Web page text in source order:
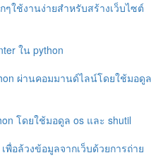
ๆใช้งานง่ายสำหรับสร้างเว็บไซต์
ใน python
ผ่านคอมมานด์ไลน์โดยใช้มอดูล
โดยใช้มอดูล os และ shutil
พื่อล้วงข้อมูลจากเว็บด้วยการถ่าย